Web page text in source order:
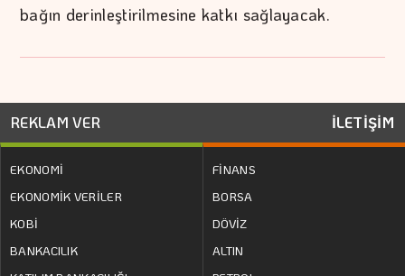
bağın derinleştirilmesine katkı sağlayacak.
REKLAM VER İLETİŞİM
EKONOMİ
EKONOMİK VERİLER
KOBİ
BANKACILIK
FİNANS
BORSA
DÖVİZ
ALTIN